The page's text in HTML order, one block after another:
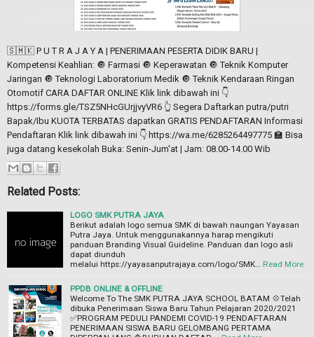
🇸‌🇲‌🇰‌ P U T R A J A Y A‌ | PENERIMAAN PESERTA DIDIK BARU |
Kompetensi Keahlian: 🔘 Farmasi 🔘 Keperawatan 🔘 Teknik Komputer
Jaringan 🔘 Teknologi Laboratorium Medik 🔘 Teknik Kendaraan Ringan
Otomotif CARA DAFTAR ONLINE Klik link dibawah ini 👇
https://forms.gle/TSZ5NHcGUrjjvyVR6 👆 Segera Daftarkan putra/putri
Bapak/Ibu KUOTA TERBATAS dapatkan GRATIS PENDAFTARAN Informasi
Pendaftaran Klik link dibawah ini 👇 https://wa.me/6285264497775 🏫 Bisa
juga datang kesekolah Buka: Senin-Jum'at | Jam: 08.00-14.00 Wib
Related Posts:
LOGO SMK PUTRA JAYA
Berikut adalah logo semua SMK di bawah naungan Yayasan
Putra Jaya. Untuk menggunakannya harap mengikuti
panduan Branding Visual Guideline. Panduan dan logo asli
dapat diunduh
melalui https://yayasanputrajaya.com/logo/SMK…
Read More
PPDB ONLINE & OFFLINE
Welcome To The SMK PUTRA JAYA SCHOOL BATAM 💠Telah
dibuka Penerimaan Siswa Baru Tahun Pelajaran 2020/2021
✅PROGRAM PEDULI PANDEMI COVID-19 PENDAFTARAN
PENERIMAAN SISWA BARU GELOMBANG PERTAMA